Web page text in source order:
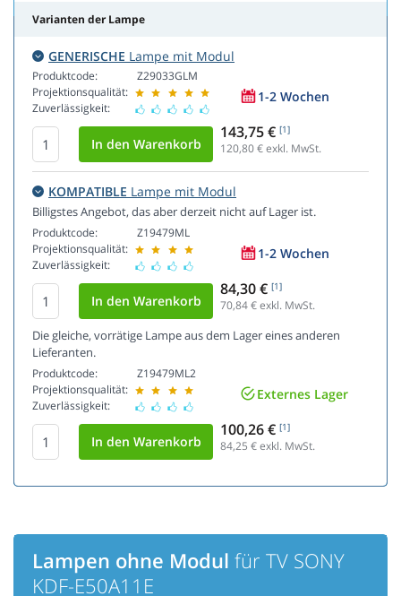
Varianten der Lampe
GENERISCHE Lampe mit Modul
Produktcode:
Projektionsqualität:
Zuverlässigkeit:
Z29033GLM
1-2 Wochen
143,75 € [1]
120,80€ exkl. MwSt.
KOMPATIBLE Lampe mit Modul
Billigstes Angebot, das aber derzeit nicht auf Lager ist.
Produktcode:
Projektionsqualität:
Zuverlässigkeit:
Z19479ML
1-2 Wochen
84,30 € [1]
70,84€ exkl. MwSt.
Die gleiche, vorrätige Lampe aus dem Lager eines anderen
Lieferanten.
Produktcode:
Projektionsqualität:
Zuverlässigkeit:
Z19479ML2
Externes Lager
100,26 € [1]
84,25 € exkl. MwSt.
Lampen ohne Modul für TV SONY
KDF-E50A11E